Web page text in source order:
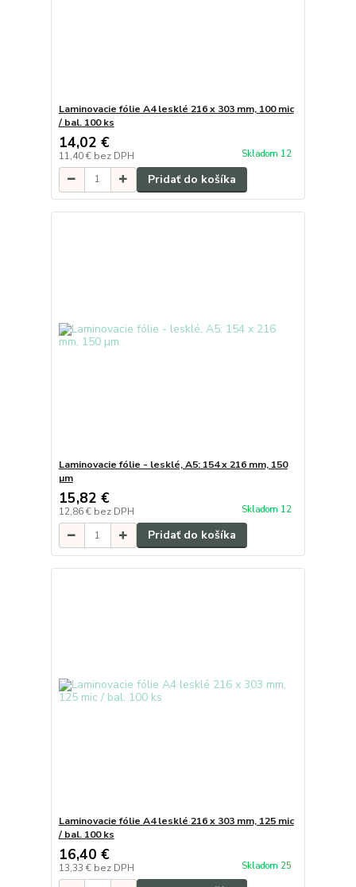
Laminovacie fólie A4 lesklé 216 x 303 mm, 100 mic
/ bal. 100 ks
14,02 €
11,40 € bez DPH Skladom 12
Pridať do košíka
Laminovacie fólie - lesklé, A5: 154 x 216 mm, 150
µm
15,82 €
12,86 € bez DPH Skladom 12
Pridať do košíka
Laminovacie fólie A4 lesklé 216 x 303 mm, 125 mic
/ bal. 100 ks
16,40 €
13,33 € bez DPH Skladom 25